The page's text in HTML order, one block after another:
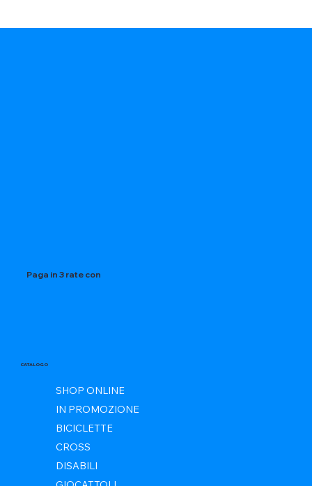
Paga in 3 rate con
CATALOGO
SHOP ONLINE
IN PROMOZIONE
BICICLETTE
CROSS
DISABILI